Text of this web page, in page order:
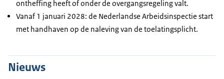
ontheffing heeft of onder de overgangsregeling valt.
Vanaf 1 januari 2028: de Nederlandse Arbeidsinspectie start
met handhaven op de naleving van de toelatingsplicht.
Nieuws